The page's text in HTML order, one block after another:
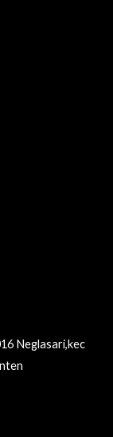
Neglasari,kec